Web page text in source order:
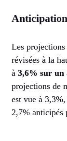
Les
révisées à la
à 3,6% sur un
projections de
est vue à
2,7% anticipés